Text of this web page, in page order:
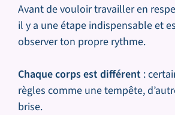
Avant de vouloir travailler en
il y a une étape indispensable et
observer ton propre rythme.
Chaque corps est différent :
règles comme une tempête,
brise.